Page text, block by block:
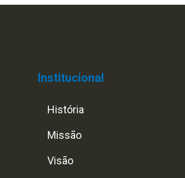
Institucional
História
Missão
Visão